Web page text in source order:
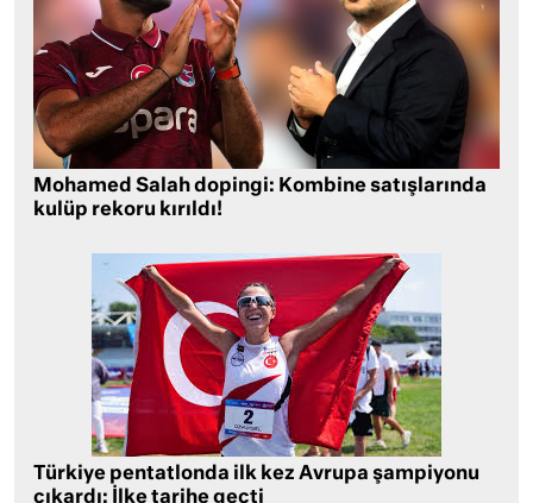
Mohamed Salah dopingi: Kombine satışlarında
kulüp rekoru kırıldı!
Türkiye pentatlonda ilk kez Avrupa şampiyonu
çıkardı: İlke tarihe geçti